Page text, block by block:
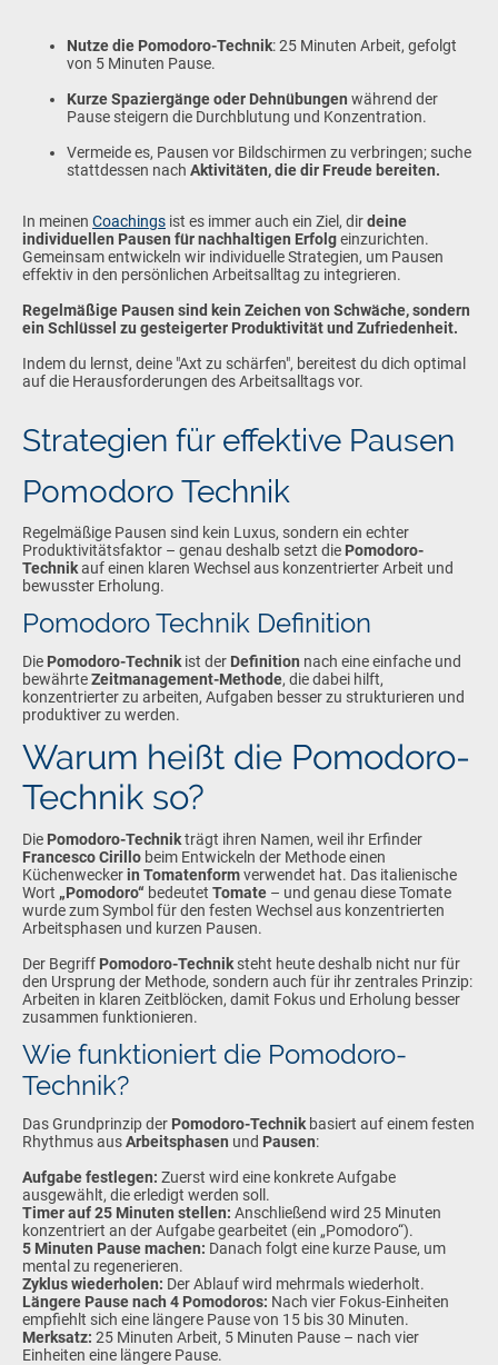
Nutze die Pomodoro-Technik: 25 Minuten Arbeit, gefolgt
von 5 Minuten Pause.
Kurze Spaziergänge oder Dehnübungen während der
Pause steigern die Durchblutung und Konzentration.
Vermeide es, Pausen vor Bildschirmen zu verbringen; suche
stattdessen nach Aktivitäten, die dir Freude bereiten.
In meinen Coachings ist es immer auch ein Ziel, dirdeine
individuellen Pausen für nachhaltigen Erfolgeinzurichten.
Gemeinsam entwickeln wir individuelle Strategien, um Pausen
effektiv in den persönlichen Arbeitsalltag zu integrieren.
Regelmäßige Pausen sind kein Zeichen von Schwäche, sondern
ein Schlüssel zu gesteigerter Produktivität und Zufriedenheit.
Indem du lernst, deine "Axt zu schärfen", bereitest du dich optimal
auf die Herausforderungen des Arbeitsalltags vor.
Strategien für effektive Pausen
Pomodoro Technik
Regelmäßige Pausen sind kein Luxus, sondern ein echter
Produktivitätsfaktor – genau deshalb setzt die Pomodoro-
Technikauf einen klaren Wechsel aus konzentrierter Arbeit und
bewusster Erholung.
Pomodoro Technik Definition
Die Pomodoro-Technik ist der Definition nach eine einfache und
bewährteZeitmanagement-Methode, die dabei hilft,
konzentrierter zu arbeiten, Aufgaben besser zu strukturieren und
produktiver zu werden.
Warum heißt die Pomodoro-
Technik so?
Die Pomodoro-Technikträgt ihren Namen, weil ihr Erfinder
Francesco Cirillo beim Entwickeln der Methode einen
Küchenweckerin Tomatenformverwendet hat. Das italienische
Wort „Pomodoro“ bedeutet Tomate – und genau diese Tomate
wurde zum Symbol für den festen Wechsel aus konzentrierten
Arbeitsphasen und kurzen Pausen.
Der Begriff Pomodoro-Technik steht heute deshalb nicht nur für
den Ursprung der Methode, sondern auch für ihr zentrales Prinzip:
Arbeiten in klaren Zeitblöcken, damit Fokus und Erholung besser
zusammen funktionieren.
Wie funktioniert die Pomodoro-
Technik?
Das Grundprinzip der Pomodoro-Technik basiert auf einem festen
Rhythmus ausArbeitsphasen und Pausen:
Aufgabe festlegen: Zuerst wird eine konkrete Aufgabe
ausgewählt, die erledigt werden soll.
Timer auf 25 Minuten stellen: Anschließend wird 25 Minuten
konzentriert an der Aufgabe gearbeitet (ein „Pomodoro“).
5 Minuten Pause machen: Danach folgt eine kurze Pause, um
mental zu regenerieren.
Zyklus wiederholen: Der Ablauf wird mehrmals wiederholt.
Längere Pause nach 4 Pomodoros: Nach vier Fokus-Einheiten
empfiehlt sich eine längere Pause von 15 bis 30 Minuten.
Merksatz: 25 Minuten Arbeit, 5 Minuten Pause – nach vier
Einheiten eine längere Pause.